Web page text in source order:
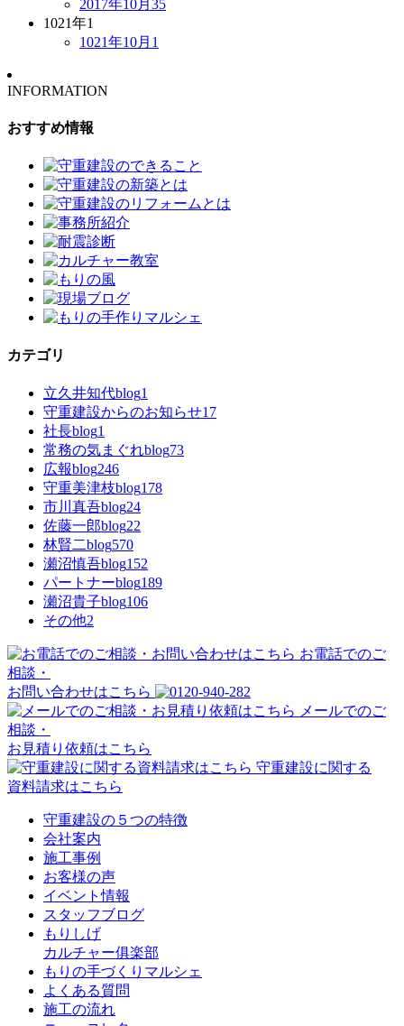
2017年10月 35
1021年1
1021年10月 1
INFORMATION
おすすめ情報
カテゴリ
立久井知代blog1
守重建設からのお知らせ17
社長blog1
常務の気まぐれblog73
広報blog246
守重美津枝blog178
市川真吾blog24
佐藤一郎blog22
林賢二blog570
瀬沼慎吾blog152
パートナーblog189
瀬沼貴子blog106
その他2
お電話でのご
相談・
お問い合わせはこちら
メールでのご
相談・
お見積り依頼はこちら
守重建設に関する
資料請求はこちら
守重建設の５つの特徴
会社案内
施工事例
お客様の声
イベント情報
スタッフブログ
もりしげ
カルチャー俱楽部
もりの手づくりマルシェ
よくある質問
施工の流れ